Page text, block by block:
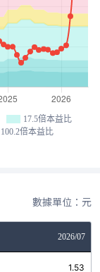
17.5倍本益比
100.2倍本益比
數據單位：元
2026/07
1.53